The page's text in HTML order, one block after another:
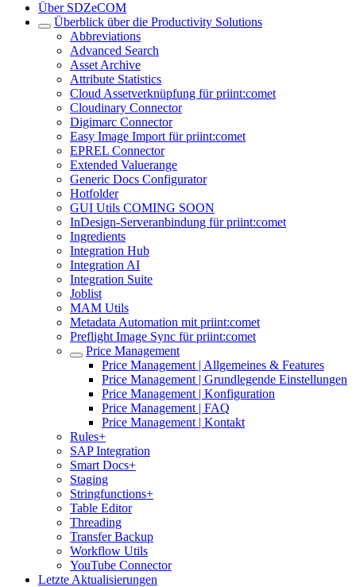
Über SDZeCOM
Überblick über die Productivity Solutions
Abbreviations
Advanced Search
Asset Archive
Attribute Statistics
Cloud Assetverknüpfung für priint:comet
Cloudinary Connector
Digimarc Connector
Easy Image Import für priint:comet
EPREL Connector
Extended Valuerange
Generic Docs Configurator
Hotfolder
GUI Utils COMING SOON
InDesign-Serveranbindung für priint:comet
Ingredients
Integration Hub
Integration AI
Integration Suite
Joblist
MAM Utils
Metadata Automation mit priint:comet
Preflight Image Sync für priint:comet
Price Management
Price Management | Allgemeines & Features
Price Management | Grundlegende Einstellungen
Price Management | Konfiguration
Price Management | FAQ
Price Management | Kontakt
Rules+
SAP Integration
Smart Docs+
Staging
Stringfunctions+
Table Editor
Threading
Transfer Backup
Workflow Utils
YouTube Connector
Letzte Aktualisierungen